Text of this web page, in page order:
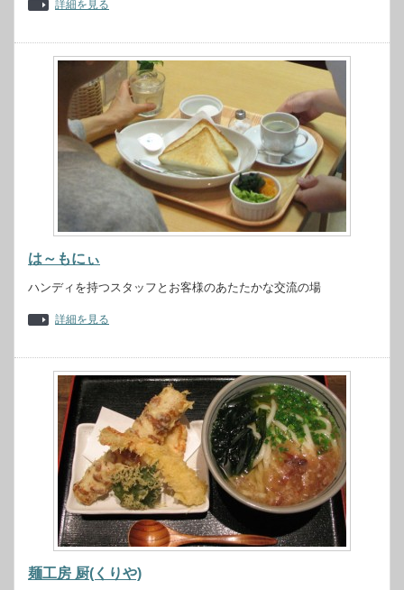
詳細を見る
は～もにぃ
ハンディを持つスタッフとお客様のあたたかな交流の場
詳細を見る
麺工房 厨(くりや)